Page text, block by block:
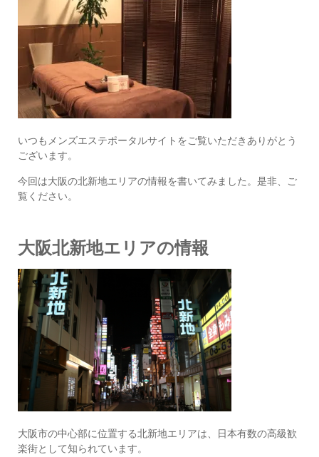
いつもメンズエステポータルサイトをご覧いただきありがとう
ございます。
今回は大阪の北新地エリアの情報を書いてみました。是非、ご
覧ください。
大阪北新地エリアの情報
大阪市の中心部に位置する北新地エリアは、日本有数の高級歓
楽街として知られています。